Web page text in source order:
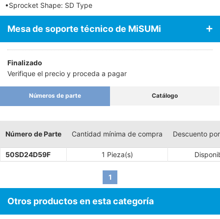
•Sprocket Shape: SD Type
Mesa de soporte técnico de MiSUMi
Finalizado
Verifique el precio y proceda a pagar
Números de parte Catálogo
Número de Parte Cantidad mínima de compra Descuento
50SD24D59F 1 Pieza(s)
1
Otros productos en esta categoría